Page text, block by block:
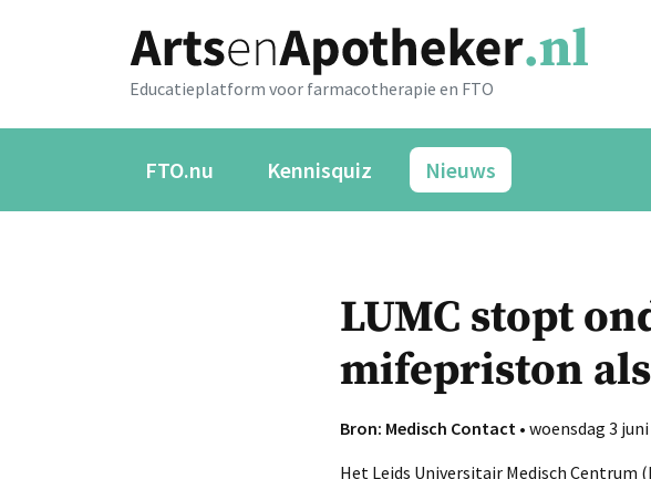
Educatieplatform voor farmacotherapie en FTO
FTO.nu Kennisquiz Nieuws
LUMC stopt
mifepriston
Bron: Medisch Contact • woensdag 3
Het Leids Universitair Medisch Centrum